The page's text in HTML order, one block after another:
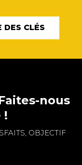
DES CLÉS
nous
!
OBJECTIF